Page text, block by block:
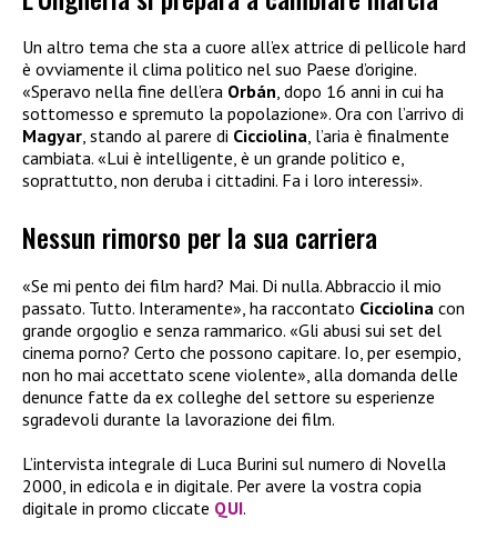
Un altro tema che sta a cuore all’ex attrice di pellicole hard
è ovviamente il clima politico nel suo Paese d’origine.
«Speravo nella fine dell’era Orbán, dopo 16 anni in cui ha
sottomesso e spremuto la popolazione». Ora con l’arrivo di
Magyar, stando al parere di Cicciolina, l’aria è finalmente
cambiata. «Lui è intelligente, è un grande politico e,
soprattutto, non deruba i cittadini. Fa i loro interessi».
Nessun rimorso per la sua carriera
«Se mi pento dei film hard? Mai. Di nulla. Abbraccio il mio
passato. Tutto. Interamente», ha raccontato Cicciolina con
grande orgoglio e senza rammarico. «Gli abusi sui set del
cinema porno? Certo che possono capitare. Io, per esempio,
non ho mai accettato scene violente», alla domanda delle
denunce fatte da ex colleghe del settore su esperienze
sgradevoli durante la lavorazione dei film.
L’intervista integrale di Luca Burini sul numero di Novella
2000, in edicola e in digitale. Per avere la vostra copia
digitale in promo cliccate QUI.